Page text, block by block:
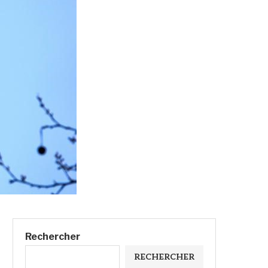
Rechercher
RECHERCHER